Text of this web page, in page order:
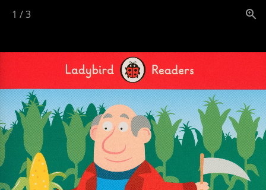
1 /3